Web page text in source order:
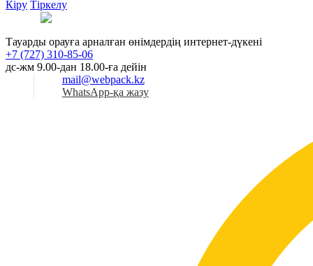
Кіру Тіркелу
Тауарды орауға арналған өнімдердің интернет-дүкені
+7 (727) 310-85-06
дс-жм 9.00-дан 18.00-ға дейін
mail@webpack.kz
WhatsApp-қа жазу